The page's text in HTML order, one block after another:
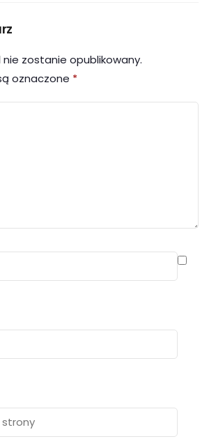
zostanie opublikowany.
oznaczone *